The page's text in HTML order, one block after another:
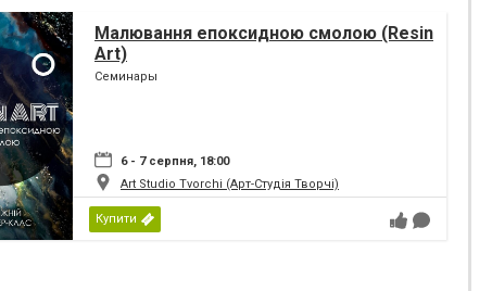
Малювання епоксидною смолою (Resin
Art)
Семинары
6 - 7 серпня, 18:00
Art Studio Tvorchi (Арт-Студія Творчі)
Купити